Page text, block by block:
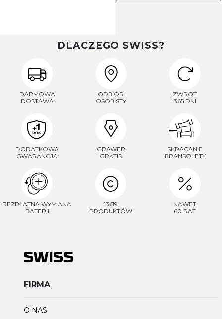
DLACZEGO SWISS?
DARMOWA
DOSTAWA
ODBIÓR
OSOBISTY
ZWROT
365 DNI
DODATKOWA
GWARANCJA
GRAWER
GRATIS
SKRACANIE
BRANSOLETY
BEZPŁATNA WYMIANA
BATERII
13619
PRODUKTÓW
NAWET
60 RAT
FIRMA
O NAS